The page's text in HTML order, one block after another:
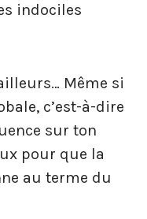
indociles
Même si
c’est-à-dire
sur ton
pour que la
au terme du